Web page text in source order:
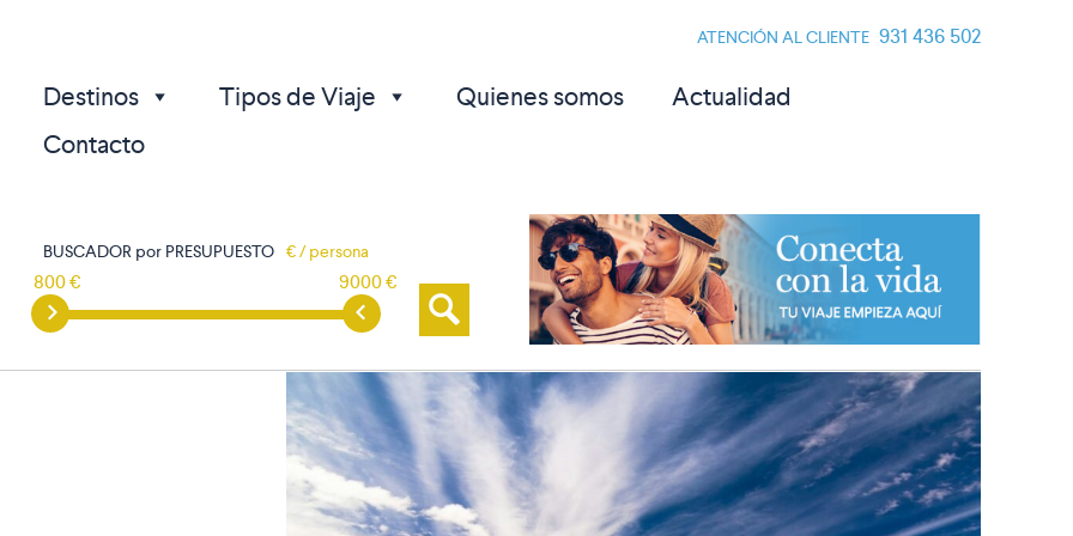
ATENCIÓN AL CLIENTE 931 436 502
Destinos Tipos de Viaje Quienes somos
Actualidad
Contacto
BUSCADOR por PRESUPUESTO € / persona
800 € 9000 €
p